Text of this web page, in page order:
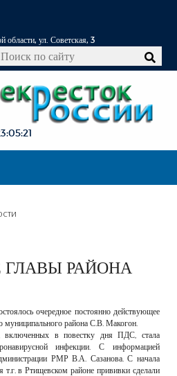
области, ул. Советская, 3
ГЛАВЫ РАЙОНА
очередное постоянно действующее
муниципального района С.В. Макогон.
включенных в повестку дня ПДС, стала
инфекции. С информацией
РМР В.А. Сазанова. С начала
т.г. в Ртищевском районе прививки сделали